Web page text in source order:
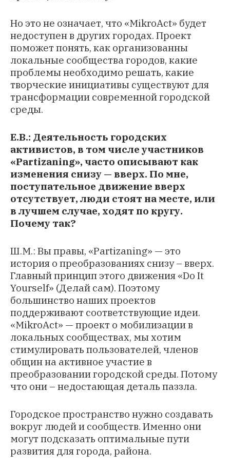
Но это не означает, что «MikroAct» будет
недоступен в других городах. Проект
поможет понять, как организованны
локальные сообщества городов, какие
проблемы необходимо решать, какие
творческие инициативы существуют для
трансформации современной городской
среды.
Е.В.: Деятельность городских
активистов, в том числе участников
«Partizaning», часто описывают как
изменения снизу — вверх. По мне,
поступательное движение вверх
отсутствует, люди стоят на месте, или
в лучшем случае, ходят по кругу.
Почему так?
Ш.М.: Вы правы, «Partizaning» — это
история о преобразованиях снизу – вверх.
Главный принцип этого движения «Do It
Yourself» (Делай сам). Поэтому
большинство наших проектов
поддерживают соответствующие идеи.
«MikroAct» — проект о мобилизации в
локальных сообществах, мы хотим
стимулировать пользователей, членов
общин на активное участие в
преобразовании городской среды. Потому
что они – недостающая деталь паззла.
Городское пространство нужно создавать
вокруг людей и сообществ. Именно они
могут подсказать оптимальные пути
развития для города, района.